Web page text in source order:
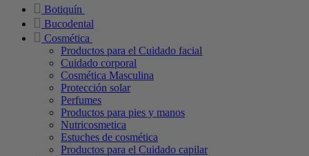
Botiquín
Bucodental
Cosmética
Productos para el Cuidado facial
Cuidado corporal
Cosmética Masculina
Protección solar
Perfumes
Productos para pies y manos
Nutricosmetica
Estuches de cosmética
Productos para el Cuidado capilar